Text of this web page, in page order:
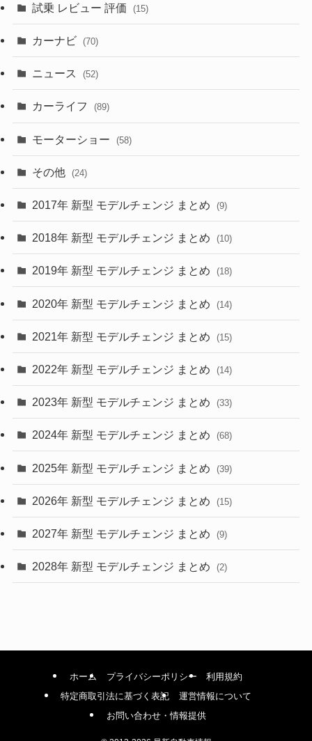
(253)
(50)
(43)
(6)
(9)
(30)
(27)
(58)
(28)
(27)
(26)
(10)
(35)
(10)
(9)
(22)
(4)
(9)
(4)
(1)
(7)
試乗 レビュー 評価 (15)
カーナビ (70)
ニュース (52)
カーライフ (89)
モーターショー (58)
その他 (24)
2017年 新型 モデルチェンジ まとめ (9)
2018年 新型 モデルチェンジ まとめ (10)
2019年 新型 モデルチェンジ まとめ (18)
2020年 新型 モデルチェンジ まとめ (14)
2021年 新型 モデルチェンジ まとめ (15)
2022年 新型 モデルチェンジ まとめ (14)
2023年 新型 モデルチェンジ まとめ (33)
2024年 新型 モデルチェンジ まとめ (68)
2025年 新型 モデルチェンジ まとめ (39)
2026年 新型 モデルチェンジ まとめ (15)
2027年 新型 モデルチェンジ まとめ (9)
2028年 新型 モデルチェンジ まとめ (2)
ホーム プライバシーポリシー
利用規約
特定商取引法に基づく表記
運営情報について
お問い合わせ・情報提供